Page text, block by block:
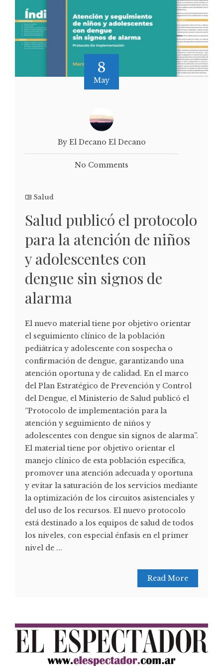
8
May
By El Decano El Decano
No Comments
Salud
Salud publicó el protocolo
para la atención de niños
y adolescentes con
dengue sin signos de
alarma
El nuevo material tiene por objetivo orientar
el seguimiento clínico de la población
pediátrica y adolescente con sospecha o
confirmación de dengue, garantizando una
atención oportuna y de calidad. En el marco
del Plan Estratégico de Prevención y Control
del Dengue, el Ministerio de Salud publicó el
“Protocolo de implementación para la
atención y seguimiento de niños y
adolescentes con dengue sin signos de alarma”.
El material tiene por objetivo orientar el
manejo clínico de esta población específica,
promover una atención adecuada y oportuna
y evitar la saturación de los servicios mediante
la optimización de los circuitos asistenciales y
del uso de los recursos. El nuevo protocolo
está destinado a los equipos de salud de todos
los niveles, con especial énfasis en el primer
nivel de ...
Read More